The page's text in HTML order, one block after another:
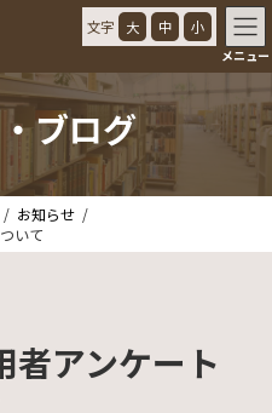
文字 大 中 小
メニュー
ブログ
お知らせ
いて
アンケート